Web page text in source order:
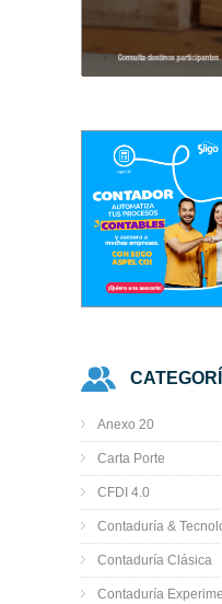
Anexo 20
Carta Porte
CFDI 4.0
Contaduría &
Contaduría Clásica
Contaduría